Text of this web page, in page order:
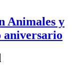
Animales y
aniversario